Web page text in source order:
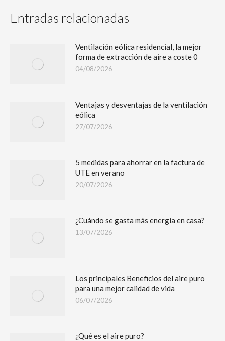
Entradas relacionadas
Ventilación eólica residencial, la mejor
forma de extracción de aire a coste 0
04/08/2026
Ventajas y desventajas de la ventilación
eólica
27/07/2026
5 medidas para ahorrar en la factura de
UTE en verano
20/07/2026
¿Cuándo se gasta más energía en casa?
13/07/2026
Los principales Beneficios del aire puro
para una mejor calidad de vida
06/07/2026
¿Qué es el aire puro?